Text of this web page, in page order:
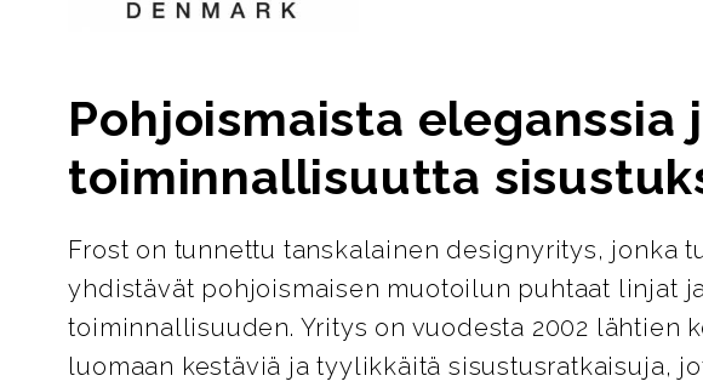
Pohjoismaista eleganssia
toiminnallisuutta
Frost on tunnettu tanskalainen designyritys, jonka
yhdistävät pohjoismaisen muotoilun puhtaat linjat
toiminnallisuuden. Yritys on vuodesta 2002 lähtien
luomaan kestäviä ja tyylikkäitä sisustusratkaisuja,